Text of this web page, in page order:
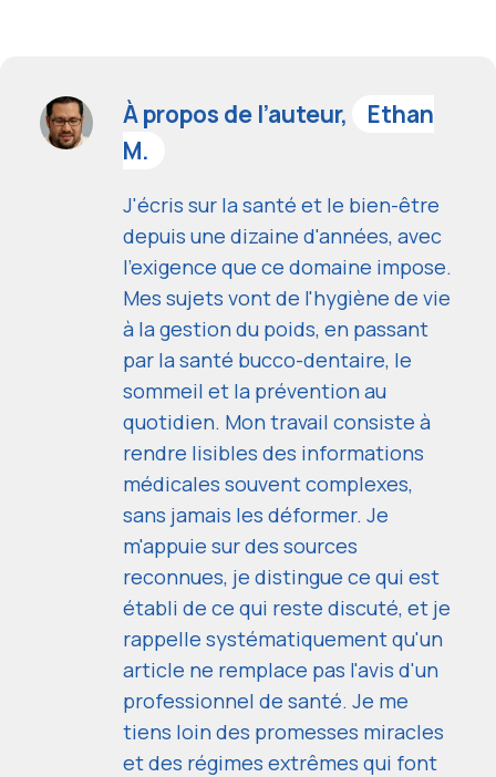
À propos de l’auteur,
Ethan
M.
J'écris sur la santé et le bien-être
depuis une dizaine d'années, avec
l'exigence que ce domaine impose.
Mes sujets vont de l'hygiène de vie
à la gestion du poids, en passant
par la santé bucco-dentaire, le
sommeil et la prévention au
quotidien. Mon travail consiste à
rendre lisibles des informations
médicales souvent complexes,
sans jamais les déformer. Je
m'appuie sur des sources
reconnues, je distingue ce qui est
établi de ce qui reste discuté, et je
rappelle systématiquement qu'un
article ne remplace pas l'avis d'un
professionnel de santé. Je me
tiens loin des promesses miracles
et des régimes extrêmes qui font